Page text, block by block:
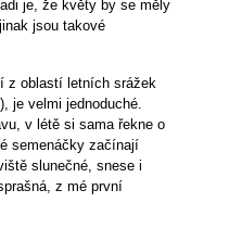
je, že květy by se měly
jsou takové
z oblastí letních srážek
je velmi jednoduché.
v létě si sama řekne o
semenáčky začínají
slunečné, snese i
z mé první